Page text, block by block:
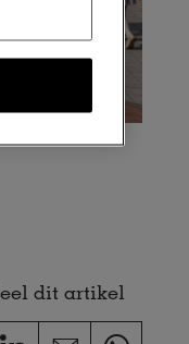
dit artikel